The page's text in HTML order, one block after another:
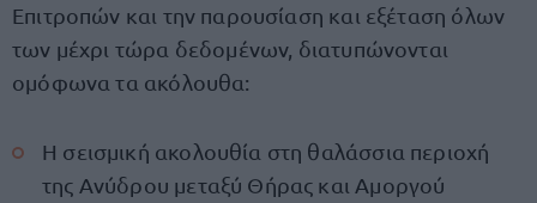
Επιτροπών και την παρουσίαση και εξέταση όλων
των μέχρι τώρα δεδομένων, διατυπώνονται
ομόφωνα τα ακόλουθα:
Η σεισμική ακολουθία στη θαλάσσια περιοχή
της Ανύδρου μεταξύ Θήρας και Αμοργού